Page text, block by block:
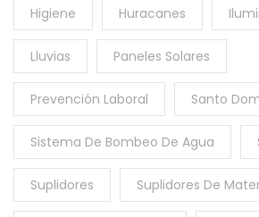
Higiene Huracanes
Lluvias Paneles Solares
Prevención Laboral Santo
Sistema De Bombeo De Agua
Suplidores Suplidores De